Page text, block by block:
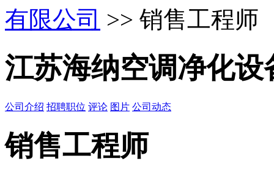
有限公司 >> 销售工程师
江苏海纳空调净化设
公司介绍 招聘职位 评论 图片 公司动态
销售工程师